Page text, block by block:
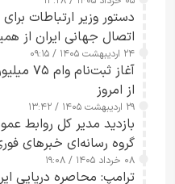
دستور وزیر ارتباطات
اتصال جهانی ایران از
کامل مردم تا ۲۴ ساعت آینده
۲۴ اردیبهشت ۱۴۰۵ / ۰۹:۱۵
آغاز
از امروز
۲۹ اردیبهشت ۱۴۰۵ / ۱۳:۴۲
بازدید مدیر کل روابط
گروه رسانه‌ای خبرهای
رسانه‌های هوشمند و
۰۸ خرداد ۱۴۰۵ / ۱۹:۰۸
ترامپ: محاصره دریایی